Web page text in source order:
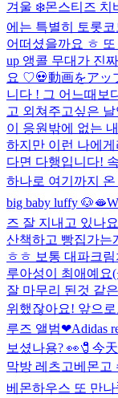
겨울 ❄️몬스티즈 치
에는 특별히 토롯
어떠셨을까요 ㅎ
up 앵콜 무대가 진
요 ♡💀動画をアッ
니다 ! 그 어느때보
고 외쳐주고싶은
이 응원밖에 없는
하지만 이런 나에
다면 다행입니다!
하나로 여기까지
big baby luffy 🐶🫦
즈 잘 지내고 있나
산책하고 빵집가는
ㅎㅎ 보통 대파크
루아성이 최애예요
잘 마무리 된것 같
위했잖아요! 앞으
루즈 앨범❤︎Adidas
보셨나용? 👀🧷今
막방 레츠고베몬고
베몬하우스 또 만나